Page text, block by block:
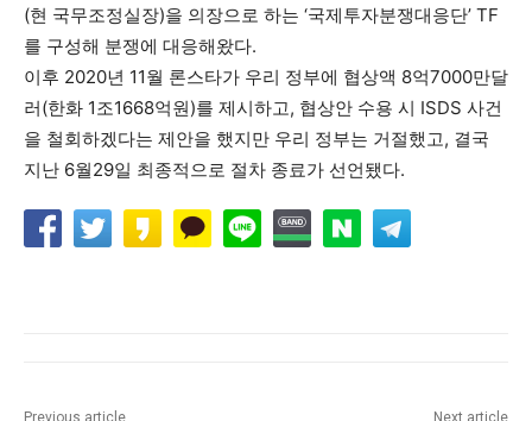
(현 국무조정실장)을 의장으로 하는 ‘국제투자분쟁대응단’ TF
를 구성해 분쟁에 대응해왔다.
이후 2020년 11월 론스타가 우리 정부에 협상액 8억7000만달
러(한화 1조1668억원)를 제시하고, 협상안 수용 시 ISDS 사건
을 철회하겠다는 제안을 했지만 우리 정부는 거절했고, 결국
지난 6월29일 최종적으로 절차 종료가 선언됐다.
Previous article Next article